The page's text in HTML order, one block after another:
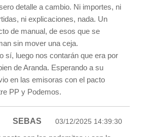
detalle a cambio. Ni importes, ni
ni explicaciones, nada. Un
de manual, de esos que se
sin mover una ceja.
sí, luego nos contarán que era por
de Aranda. Esperando a su
en las emisoras con el pacto
PP y Podemos.
SEBAS 03/12/2025 14:39:30